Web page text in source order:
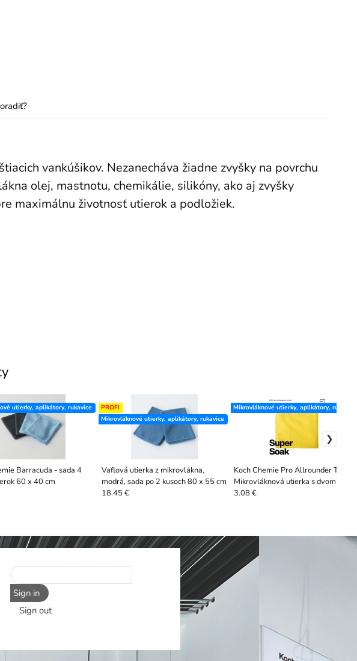
vankúšikov. Nezanecháva žiadne zvyšky na povrchu
olej, mastnotu, chemikálie, silikóny, ako aj zvyšky
maximálnu životnosť utierok a podložiek.
Barracuda - sada 4
60 x 40 cm
utierky, aplikátory, rukavice
Vaflová utierka z mikrovlákna,
modrá, sada po 2 kusoch 80 x 55 cm
PROFI
Mikrovláknové utierky, aplikátory, rukavice
18.45 €
Koch Chemie Pro Allrounder Towel
Mikrovláknová utierka s dvomi
výškami vlákna
Mikrovláknové utierky, aplikátory, rukavice
3.08 €
Sign in
Sign out